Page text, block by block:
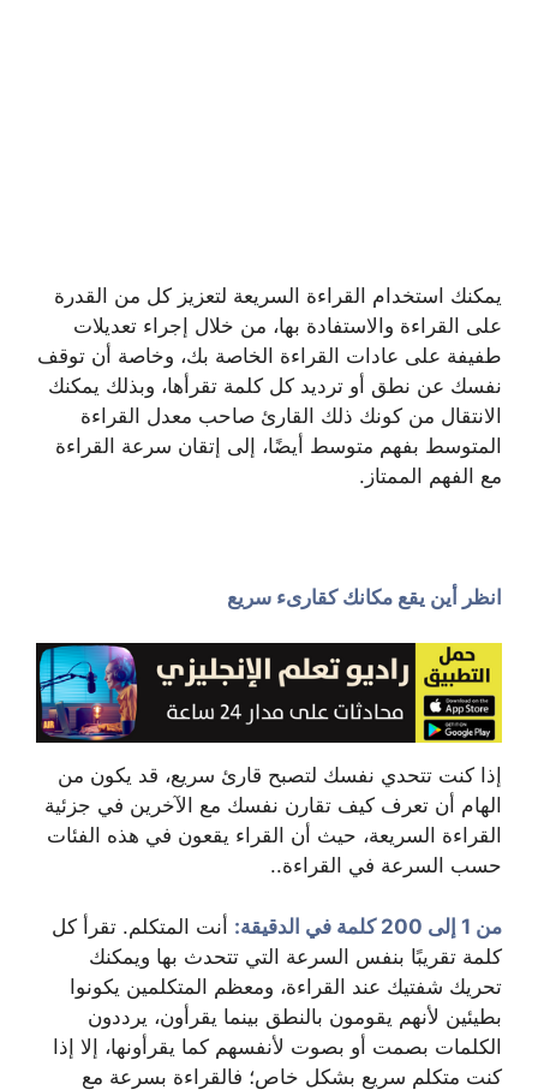
يمكنك استخدام القراءة السريعة لتعزيز كل من القدرة
على القراءة والاستفادة بها، من خلال إجراء تعديلات
طفيفة على عادات القراءة الخاصة بك، وخاصة أن توقف
نفسك عن نطق أو ترديد كل كلمة تقرأها، وبذلك يمكنك
الانتقال من كونك ذلك القارئ صاحب معدل القراءة
المتوسط بفهم متوسط أيضًا، إلى إتقان سرعة القراءة
مع الفهم الممتاز.
انظر أين يقع مكانك كقارىء سريع
إذا كنت تتحدي نفسك لتصبح قارئ سريع، قد يكون من
الهام أن تعرف كيف تقارن نفسك مع الآخرين في جزئية
القراءة السريعة، حيث أن القراء يقعون في هذه الفئات
حسب السرعة في القراءة..
من 1 إلى 200 كلمة في الدقيقة:
أنت المتكلم. تقرأ كل
كلمة تقريبًا بنفس السرعة التي تتحدث بها ويمكنك
تحريك شفتيك عند القراءة، ومعظم المتكلمين يكونوا
بطيئين لأنهم يقومون بالنطق بينما يقرأون، يرددون
الكلمات بصمت أو بصوت لأنفسهم كما يقرأونها، إلا إذا
كنت متكلم سريع بشكل خاص؛ فالقراءة بسرعة مع